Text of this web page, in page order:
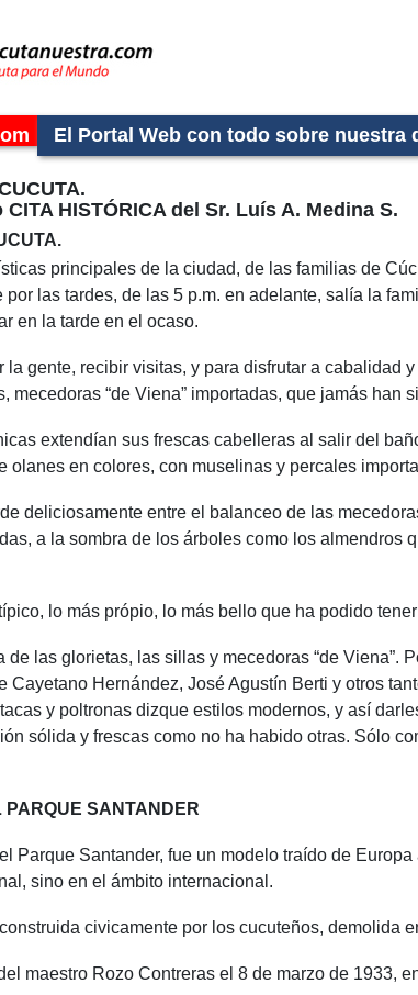
El Portal Web con todo sobre nuestra
HISTÓRICA del Sr. Luís A. Medina S.
principales de la ciudad, de las familias de
por las tardes, de las 5 p.m. en adelante, salía la
en la tarde en el ocaso.
la gente, recibir visitas, y para disfrutar a
mecedoras “de Viena” importadas, que jamás han
extendían sus frescas cabelleras al salir del
olanes en colores, con muselinas y percales
deliciosamente entre el balanceo de las
a la sombra de los árboles como los almendros
lo más própio, lo más bello que ha podido
de las glorietas, las sillas y mecedoras “de
Cayetano Hernández, José Agustín Berti y otros
y poltronas dizque estilos modernos, y así
sólida y frescas como no ha habido otras. Sólo
PARQUE SANTANDER
Parque Santander, fue un modelo traído de
sino en el ámbito internacional.
civicamente por los cucuteños, demolida
maestro Rozo Contreras el 8 de marzo de 1933,